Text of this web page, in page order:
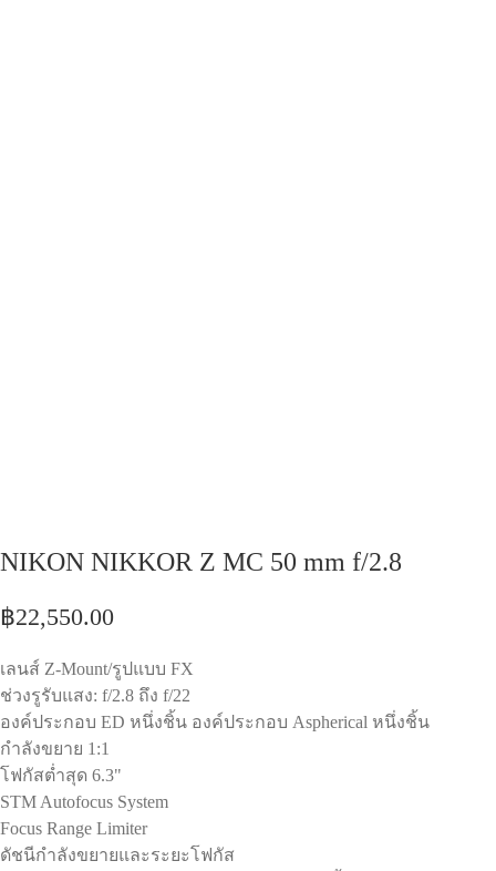
NIKON NIKKOR Z MC 50 mm f/2.8
฿22,550.00
เลนส์ Z-Mount/รูปแบบ FX
ช่วงรูรับแสง: f/2.8 ถึง f/22
องค์ประกอบ ED หนึ่งชิ้น องค์ประกอบ Aspherical หนึ่งชิ้น
กำลังขยาย 1:1
โฟกัสต่ำสุด 6.3"
STM Autofocus System
Focus Range Limiter
ดัชนีกำลังขยายและระยะโฟกัส